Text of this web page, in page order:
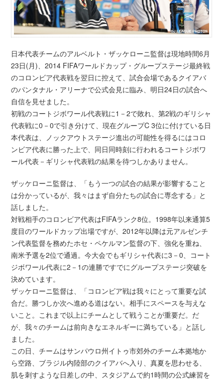
日本代表チームのアルベルト・ザッケローニ監督は現地時間6月
23日(月)、2014 FIFAワールドカップ・グループステージ最終戦
のコロンビア代表戦を翌日に控えて、試合会場であるクイアバ
のパンタナル・アリーナで公式会見に臨み、明日24日の試合へ
自信を見せました。
初戦のコートジボワール代表戦に1－2で敗れ、第2戦のギリシャ
代表戦に0－0で引き分けて、現在グループC 3位に付けている日
本代表は、ノックアウトステージ進出の可能性を得るにはコロ
ンビア代表に勝った上で、同日同時刻に行われるコートジボワ
ール代表－ギリシャ代表戦の結果を待つしかありません。
ザッケローニ監督は、「もう一つの試合の結果が影響すること
は分かっているが、我々はまず自分たちの試合に専念する」と
話しました。
対戦相手のコロンビア代表はFIFAランク8位。1998年以来通算5
度目のワールドカップ出場ですが、2012年以降は元アルゼンチ
ン代表監督を務めたホセ・ペケルマン監督の下、強化を重ね、
南米予選を2位で通過。今大会でもギリシャ代表に3－0、コート
ジボワール代表に2－1の連勝ですでにグループステージ突破を
決めています。
ザッケローニ監督は、「コロンビア戦は我々にとって重要な試
合だ。勝つしか次へ進める道はない。相手にスペースを与えな
いこと。これまで以上にチームとして戦うことが重要だ。だ
が、我々のチームは前向きなエネルギーに満ちている」と話し
ました。
この日、チームはサンパウロ州イトゥ市郊外のチーム本拠地か
ら空路、ブラジル内陸部のクイアバへ入り、真夏を思わせる、
肌を刺すような日差しの中、スタジアムで約1時間の公式練習を